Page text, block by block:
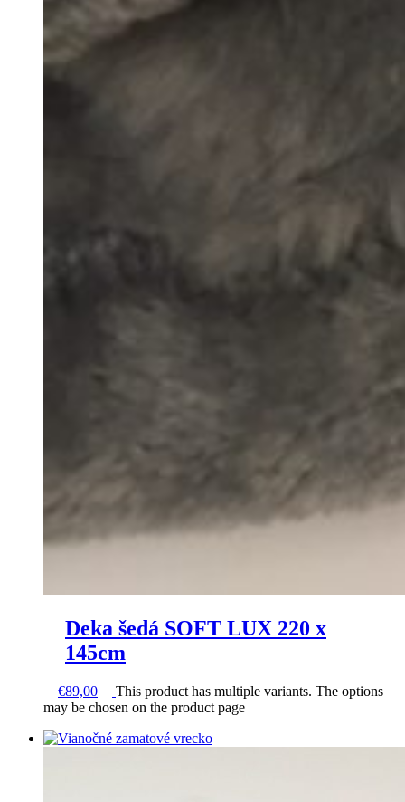
Deka šedá SOFT LUX 220 x
145cm
€89,00
This product has multiple variants. The options
may be chosen on the product page